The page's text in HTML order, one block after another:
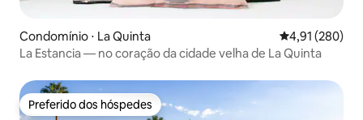
Condomínio ⋅ La Quinta 4,91 de uma
4,91 (280)
La Estancia — no coração da cidade velha de La Quinta
Preferido dos hóspedes
Preferido dos hóspedes